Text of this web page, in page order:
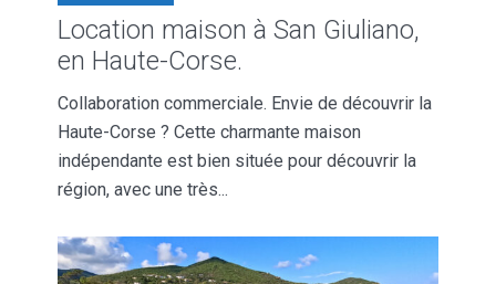
Location maison à San Giuliano,
en Haute-Corse.
Collaboration commerciale. Envie de découvrir la
Haute-Corse ? Cette charmante maison
indépendante est bien située pour découvrir la
région, avec une très...